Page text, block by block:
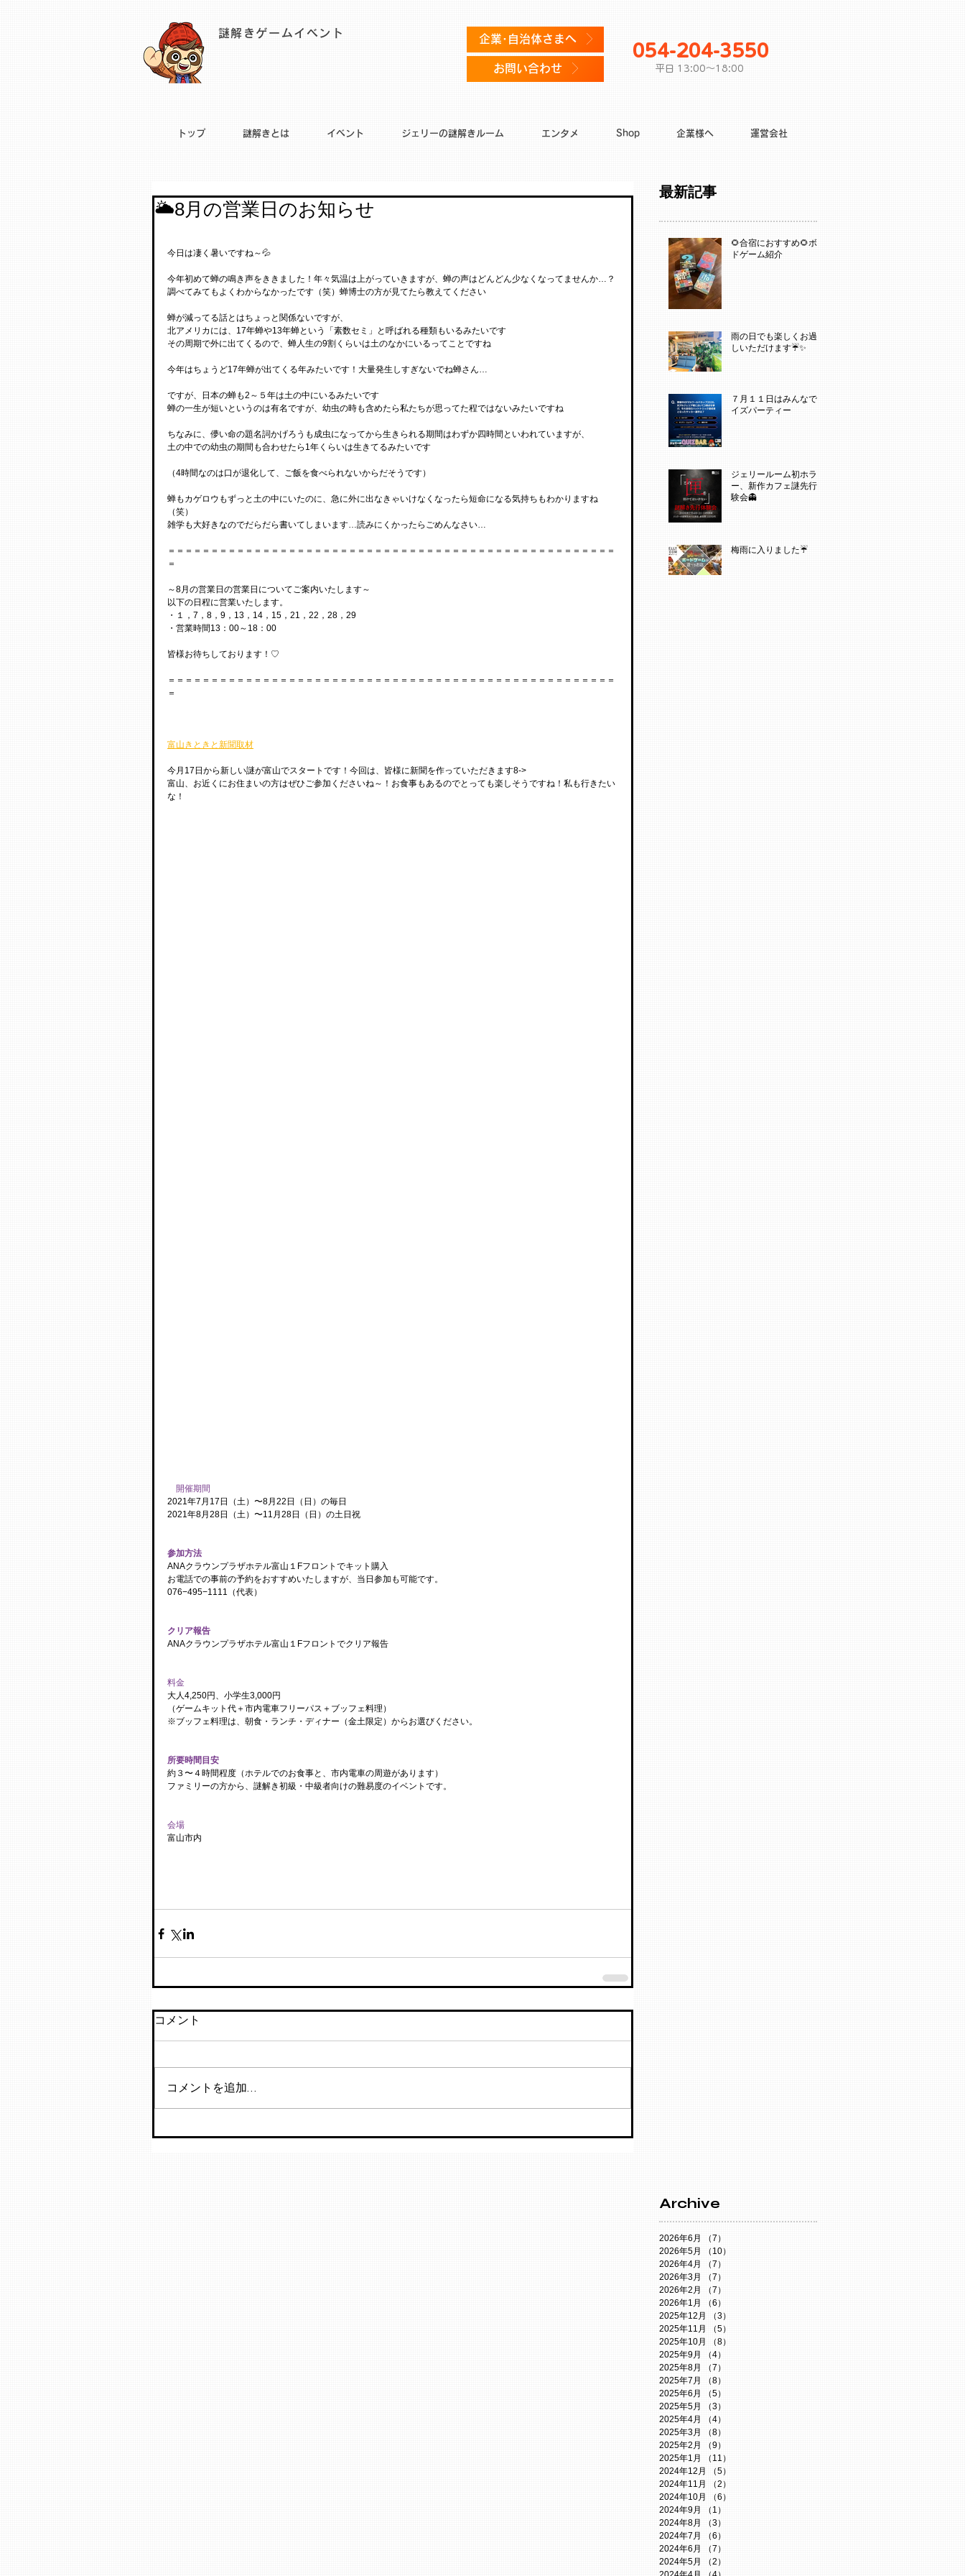
謎解きゲームイベント 企業･自治体さまへ
お問い合わせ
054-204-3550
平日 13:00〜18:00
トップ 謎解きとは イベント ジェリーの謎解きルーム エンタメ Shop 企業様へ 運営会社
🌥8月の営業日のお知らせ
今日は凄く暑いですね～💦
今年初めて蝉の鳴き声をききました！年々気温は上がっていきますが、蝉の声はどんどん少なくなってませんか…？
調べてみてもよくわからなかったです（笑）蝉博士の方が見てたら教えてください
蝉が減ってる話とはちょっと関係ないですが、
北アメリカには、17年蝉や13年蝉という「素数セミ」と呼ばれる種類もいるみたいです
その周期で外に出てくるので、蝉人生の9割くらいは土のなかにいるってことですね
今年はちょうど17年蝉が出てくる年みたいです！大量発生しすぎないでね蝉さん…
ですが、日本の蝉も2～５年は土の中にいるみたいです
蝉の一生が短いというのは有名ですが、幼虫の時も含めたら私たちが思ってた程ではないみたいですね
ちなみに、儚い命の題名詞かげろうも成虫になってから生きられる期間はわずか四時間といわれていますが、
土の中での幼虫の期間も合わせたら1年くらいは生きてるみたいです
（4時間なのは口が退化して、ご飯を食べられないからだそうです）
蝉もカゲロウもずっと土の中にいたのに、急に外に出なきゃいけなくなったら短命になる気持ちもわかりますね
（笑）
雑学も大好きなのでだらだら書いてしまいます…読みにくかったらごめんなさい…
＝＝＝＝＝＝＝＝＝＝＝＝＝＝＝＝＝＝＝＝＝＝＝＝＝＝＝＝＝＝＝＝＝＝＝＝＝＝＝＝＝＝＝＝＝＝＝＝＝＝＝＝
＝
～8月の営業日の営業日についてご案内いたします～
以下の日程に営業いたします。
・１，7，8，9，13，14，15，21，22，28，29
・営業時間13：00～18：00
皆様お待ちしております！♡
＝＝＝＝＝＝＝＝＝＝＝＝＝＝＝＝＝＝＝＝＝＝＝＝＝＝＝＝＝＝＝＝＝＝＝＝＝＝＝＝＝＝＝＝＝＝＝＝＝＝＝＝
＝
富山きときと新聞取材
今月17日から新しい謎が富山でスタートです！今回は、皆様に新聞を作っていただきます8->
富山、お近くにお住まいの方はぜひご参加くださいね～！お食事もあるのでとっても楽しそうですね！私も行きたい
な！
開催期間
2021年7月17日（土）〜8月22日（日）の毎日
2021年8月28日（土）〜11月28日（日）の土日祝
参加方法
​ANAクラウンプラザホテル富山１Fフロントでキット購入
お電話での事前の予約をおすすめいたしますが、当日参加も可能です。
076−495−1111（代表）
​クリア報告
ANAクラウンプラザホテル富山１Fフロントでクリア報告
料金
大人4,250円、小学生3,000円
（ゲームキット代＋市内電車フリーパス＋ブッフェ料理）
※ブッフェ料理は、朝食・ランチ・ディナー（金土限定）からお選びください。​
所要時間目安
約３〜４時間程度（ホテルでのお食事と、市内電車の周遊があります）
ファミリーの方から、謎解き初級・中級者向けの難易度のイベントです。
会場
​富山市内
コメント
コメントを追加…
最新記事
🌻合宿におすすめ🌻ボー
ドゲーム紹介
雨の日でも楽しくお過ご
しいただけます☔✨
７月１１日はみんなでク
イズパーティー
ジェリールーム初ホラ
ー、新作カフェ謎先行体
験会👻
梅雨に入りました☔️
Archive
2026年6月 （7）
2026年5月
（10）
2026年4月
（7）
2026年3月
（7）
2026年2月
（7）
2026年1月
（6）
2025年12月
（3）
2025年11月
（5）
2025年10月
（8）
2025年9月
（4）
2025年8月
（7）
2025年7月
（8）
2025年6月
（5）
2025年5月
（3）
2025年4月
（4）
2025年3月
（8）
2025年2月
（9）
2025年1月
（11）
2024年12月
（5）
2024年11月
（2）
2024年10月
（6）
2024年9月
（1）
2024年8月
（3）
2024年7月
（6）
2024年6月
（7）
2024年5月
（2）